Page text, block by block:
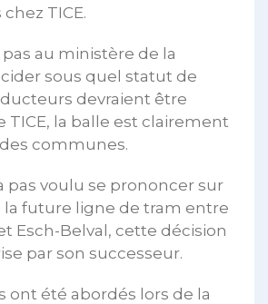
TICE.
au ministère de la
sous quel statut de
devraient être
TICE, la balle est clairement
communes.
pas voulu se prononcer sur
la future ligne de tram entre
Esch-Belval, cette décision
par son successeur.
ont été abordés lors de la